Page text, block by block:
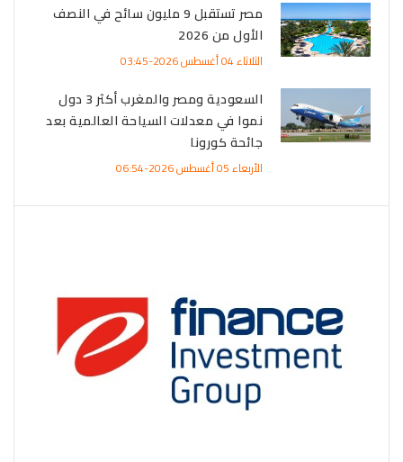
مصر تستقبل 9 مليون سائح في النصف
الأول من 2026
الثلاثاء 04 أغسطس 2026-03:45
السعودية ومصر والمغرب أكثر 3 دول
نموا في معدلات السياحة العالمية بعد
جائحة كورونا
الأربعاء 05 أغسطس 2026-06:54